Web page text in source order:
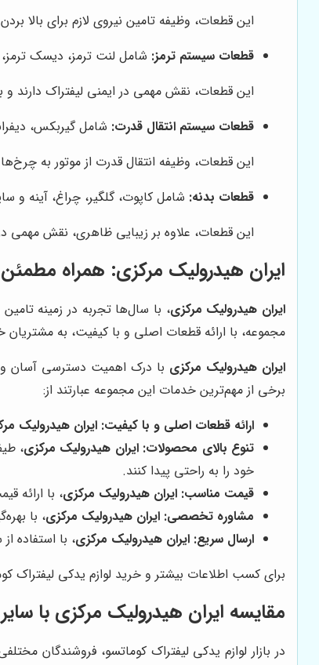
این قطعات، وظیفه تامین نیروی لازم برای بالا
قطعات سیستم ترمز: شامل لنت ترمز، دیسک
این قطعات، نقش مهمی در ایمنی لیفتراک دارند
قطعات سیستم انتقال قدرت: شامل گیربکس،
این قطعات، وظیفه انتقال قدرت از موتور به
قطعات بدنه: شامل کاپوت، گلگیر، چراغ، آینه و
این قطعات، علاوه بر زیبایی ظاهری، نقش مهمی
ایران هیدرولیک مرکزی: همراه
ایران هیدرولیک مرکزی، با سال‌ها تجربه در زمینه
مجموعه، با ارائه قطعات اصلی و با کیفیت، به
ایران هیدرولیک مرکزی با درک اهمیت دسترسی آسان و
برخی از مهم‌ترین خدمات این مجموعه عبارتند از:
ارائه قطعات اصلی و با کیفیت: ایران هیدرولیک
تنوع بالای محصولات: ایران هیدرولیک مرکزی،
خود را به راحتی پیدا کنند.
قیمت مناسب: ایران هیدرولیک مرکزی، با ارائه
مشاوره تخصصی: ایران هیدرولیک مرکزی، با
ارسال سریع: ایران هیدرولیک مرکزی، با
برای کسب اطلاعات بیشتر و خرید لوازم یدکی لیفتراک
مقایسه ایران هیدرولیک مرکزی با
در بازار لوازم یدکی لیفتراک کوماتسو، فروشندگان